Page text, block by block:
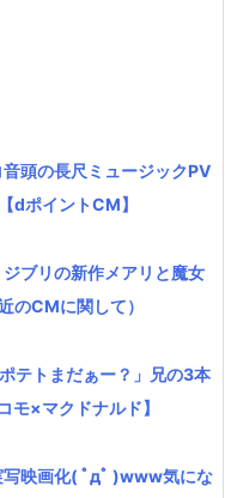
音頭の長尺ミュージックPV
dポイントCM】
ブリの新作メアリと魔女
のCMに関して）
テトまだぁー？」兄の3本
×マクドナルド】
写映画化( ﾟдﾟ )www気にな